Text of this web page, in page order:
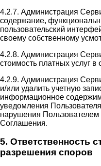
4.2.7. Администрация
содержание,
пользовательский
своему собственному
4.2.8. Администрация
стоимость платных услуг
4.2.9. Администрация
и/или удалить учетную
информационное
уведомления
нарушения Пользователем
Соглашения.
5. Ответственность
разрешения споров